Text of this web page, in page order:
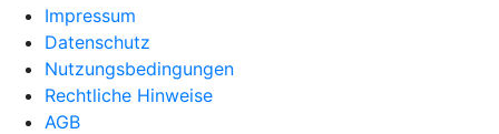
Impressum
Datenschutz
Nutzungsbedingungen
Rechtliche Hinweise
AGB